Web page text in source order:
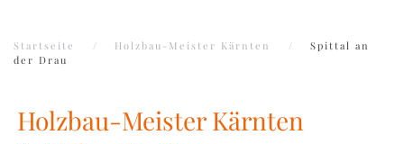
Startseite Holzbau-Meister Kärnten
Spittal an
der Drau
Holzbau-Meister Kärnten